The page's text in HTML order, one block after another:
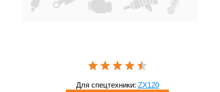
Для спецтехники: ZX120